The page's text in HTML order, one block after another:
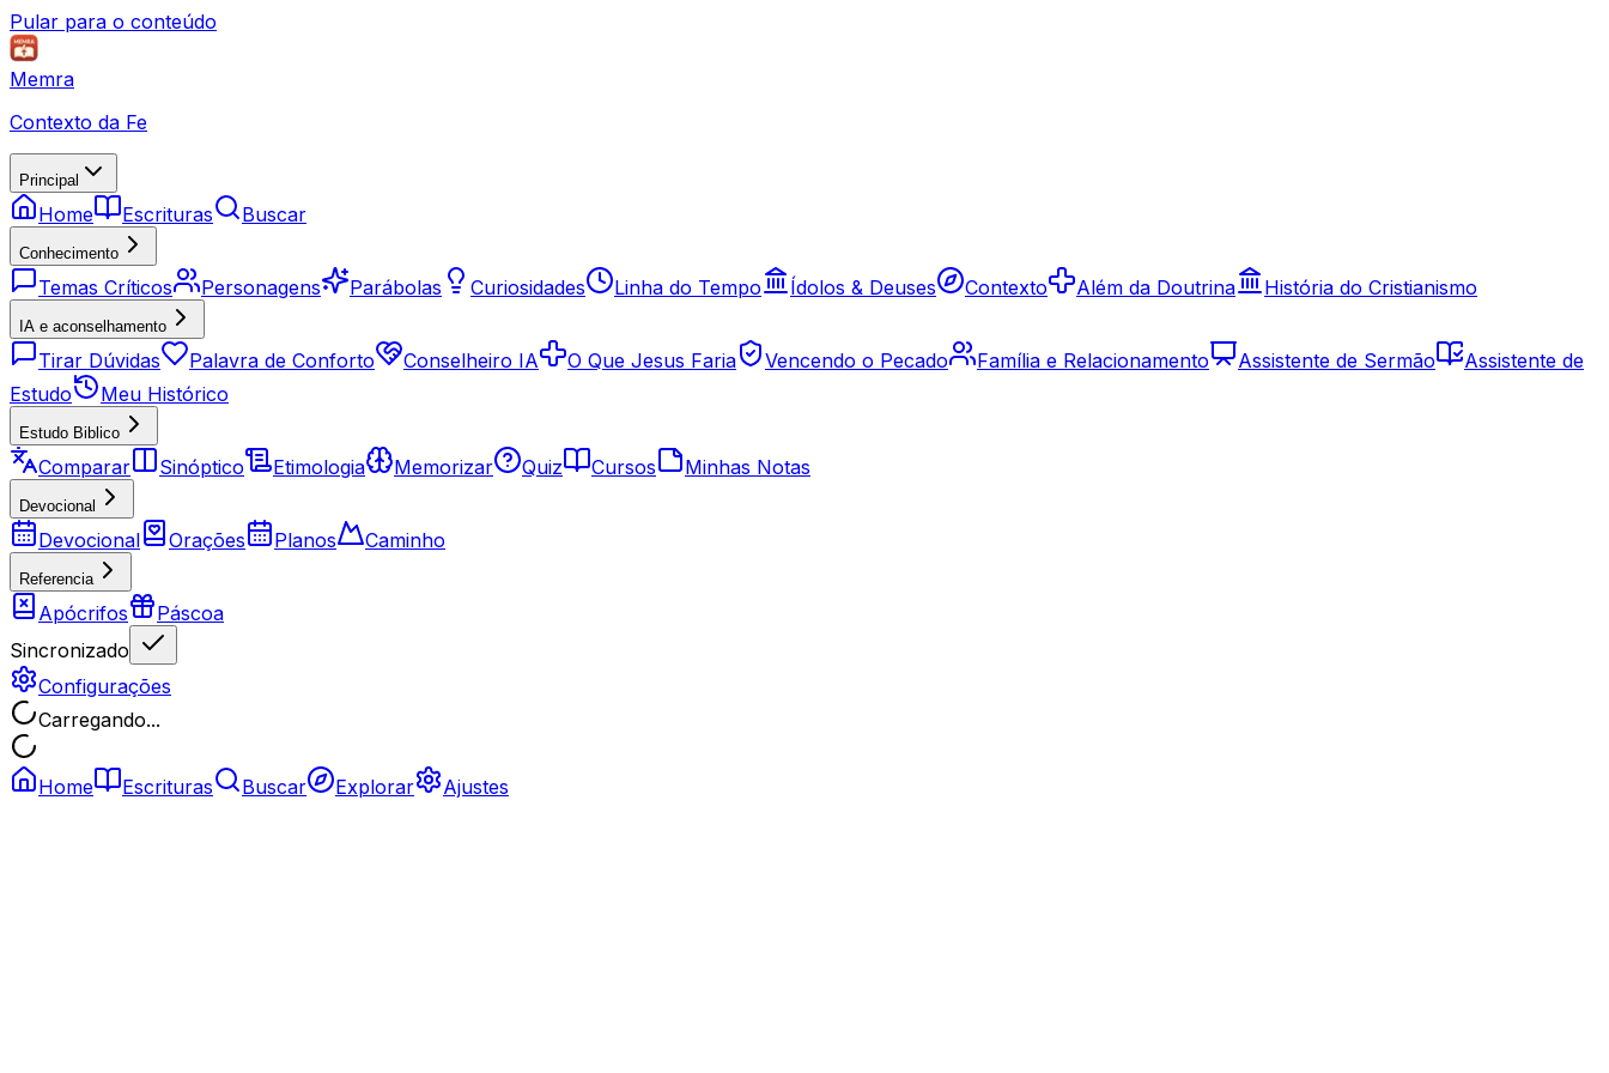
Pular para o conteúdo
Memra
Contexto da Fe
Principal
Home Escrituras Buscar
Conhecimento
Temas Críticos Personagens Parábolas Curiosidades Linha do Tempo Ídolos & Deuses Contexto Além da Doutrina História do Cristianismo
IA e aconselhamento
Tirar Dúvidas Palavra de Conforto Conselheiro IA O Que Jesus Faria Vencendo o Pecado Família e Relacionamento Assistente de Sermão
Assistente de
Estudo
Meu Histórico
Estudo Biblico
Comparar Sinóptico Etimologia Memorizar Quiz Cursos Minhas Notas
Devocional
Devocional Orações Planos Caminho
Referencia
Apócrifos
Páscoa
Sincronizado
Configurações
Carregando...
Home Escrituras Buscar Explorar Ajustes